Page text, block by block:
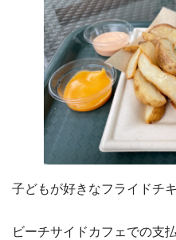
子どもが好きなフライドチキ
ビーチサイドカフェでの支